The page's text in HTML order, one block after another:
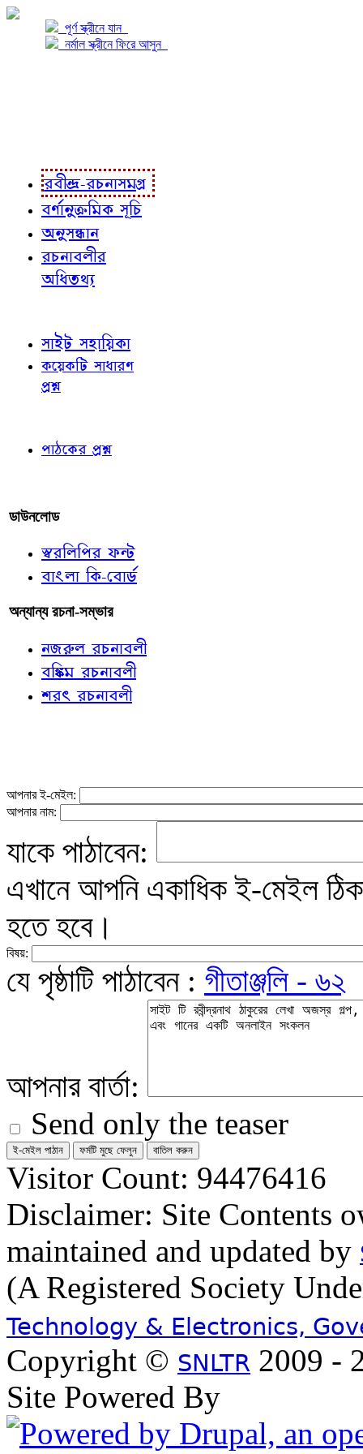
পূর্ণ স্ক্রীনে যান
নর্মাল স্ক্রীনে ফিরে আসুন
রবীন্দ্র-রচনাসমগ্র
বর্ণানুক্রমিক সূচি
অনুসন্ধান
রচনাবলীর
অধিতথ্য
সাইট সহায়িকা
কয়েকটি সাধারণ
প্রশ্ন
পাঠকের প্রশ্ন
ডাউনলোড
স্বরলিপির ফন্ট
বাংলা কি-বোর্ড
অন্যান্য রচনা-সম্ভার
নজরুল রচনাবলী
বঙ্কিম রচনাবলী
শরৎ রচনাবলী
আপনার ই-মেইল:
আপনার নাম:
যাকে পাঠাবেন:
এখানে আপনি একাধিক ই-মেইল
হতে হবে।
বিষয়:
যে পৃষ্ঠাটি পাঠাবেন : গীতাঞ্জলি - ৬২
আপনার বার্তা:
Send only the teaser
Visitor Count: 94476416
Disclaimer: Site Contents
maintained and updated by
(A Registered Society
Technology & Electronics,
Copyright © SNLTR 2009 -
Site Powered By